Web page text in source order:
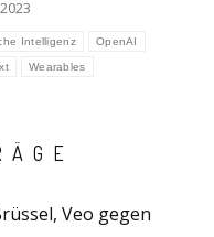
Intelligenz OpenAI
Wearables
Veo gegen